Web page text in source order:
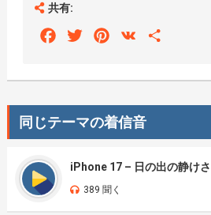
共有:
FacebookTwitterPinterest
VK
同じテーマの着信音
iPhone 17 – 日の出の静けさ
389 聞く